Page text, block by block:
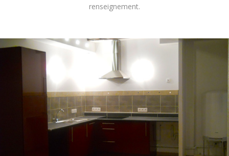
renseignement.